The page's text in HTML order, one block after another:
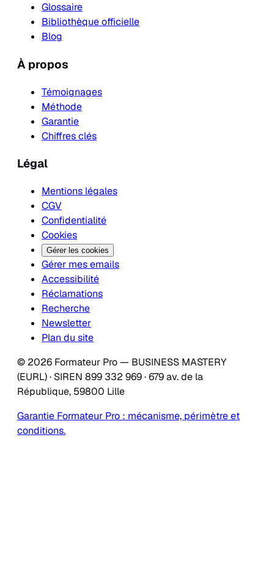
Glossaire
Bibliothèque officielle
Blog
À propos
Témoignages
Méthode
Garantie
Chiffres clés
Légal
Mentions légales
CGV
Confidentialité
Cookies
Gérer les cookies
Gérer mes emails
Accessibilité
Réclamations
Recherche
Newsletter
Plan du site
© 2026 Formateur Pro — BUSINESS MASTERY
(EURL) · SIREN 899 332 969 · 679 av. de la
République, 59800 Lille
Garantie Formateur Pro : mécanisme, périmètre et
conditions.